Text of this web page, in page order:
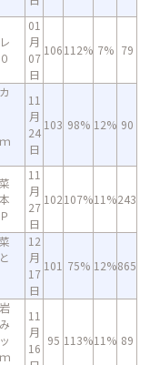
01
月
07
日
106112% 7% 79
11
月
24
日
103 98% 12% 90
11
月
27
日
102107%11%243
12
月
17
日
101 75% 12%865
11
月
16
95 113%11% 89